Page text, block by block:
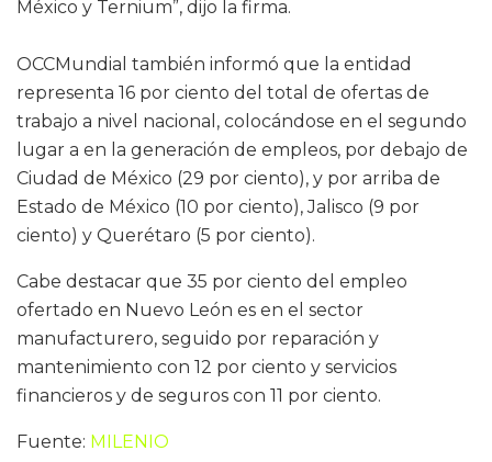
México y Ternium”, dijo la firma.
OCCMundial también informó que la entidad
representa 16 por ciento del total de ofertas de
trabajo a nivel nacional, colocándose en el segundo
lugar a en la generación de empleos, por debajo de
Ciudad de México (29 por ciento), y por arriba de
Estado de México (10 por ciento), Jalisco (9 por
ciento) y Querétaro (5 por ciento).
Cabe destacar que 35 por ciento del empleo
ofertado en Nuevo León es en el sector
manufacturero, seguido por reparación y
mantenimiento con 12 por ciento y servicios
financieros y de seguros con 11 por ciento.
Fuente: MILENIO